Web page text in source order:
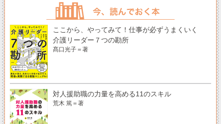
ここから、やってみて！仕事が必ずうまくいく
介護リーダー７つの勘所
髙口光子＝著
対人援助職の力量を高める11のスキル
荒木 篤＝著